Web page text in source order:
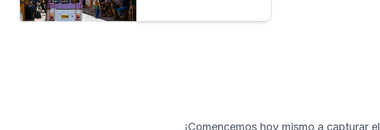
propias fotos
¡Comencemos hoy mismo a capturar el